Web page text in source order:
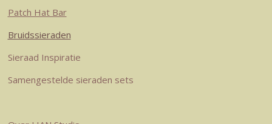
Patch Hat Bar
Bruidssieraden
Sieraad Inspiratie
Samengestelde sieraden sets